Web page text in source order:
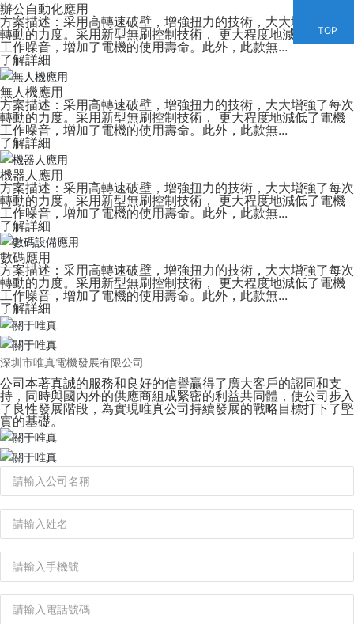
辦公自動化應用
方案描述：采用高轉速破壁，增強扭力的技術，大大增強了每次
轉動的力度。采用新型無刷控制技術， 更大程度地減低了電機
工作噪音，增加了電機的使用壽命。此外，此款無...
了解詳細
無人機應用
方案描述：采用高轉速破壁，增強扭力的技術，大大增強了每次
轉動的力度。采用新型無刷控制技術， 更大程度地減低了電機
工作噪音，增加了電機的使用壽命。此外，此款無...
了解詳細
機器人應用
方案描述：采用高轉速破壁，增強扭力的技術，大大增強了每次
轉動的力度。采用新型無刷控制技術， 更大程度地減低了電機
工作噪音，增加了電機的使用壽命。此外，此款無...
了解詳細
數碼應用
方案描述：采用高轉速破壁，增強扭力的技術，大大增強了每次
轉動的力度。采用新型無刷控制技術， 更大程度地減低了電機
工作噪音，增加了電機的使用壽命。此外，此款無...
了解詳細
深圳市唯真電機發展有限公司
公司本著真誠的服務和良好的信譽贏得了廣大客戶的認同和支
持，同時與國內外的供應商組成緊密的利益共同體，使公司步入
了良性發展階段，為實現唯真公司持續發展的戰略目標打下了堅
實的基礎。
TOP